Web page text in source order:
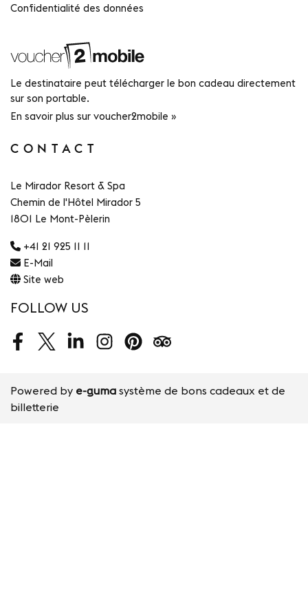
Confidentialité des données
Le destinataire peut télécharger le bon cadeau directement
sur son portable.
En savoir plus sur voucher2mobile »
CONTACT
Le Mirador Resort & Spa
Chemin de l'Hôtel Mirador 5
1801 Le Mont-Pèlerin
+41 21 925 11 11
E-Mail
Site web
FOLLOW US
FacebookTwitterLinkedInInstagramPinterestTripadvisor
Powered by e-guma système de bons cadeaux et de
billetterie